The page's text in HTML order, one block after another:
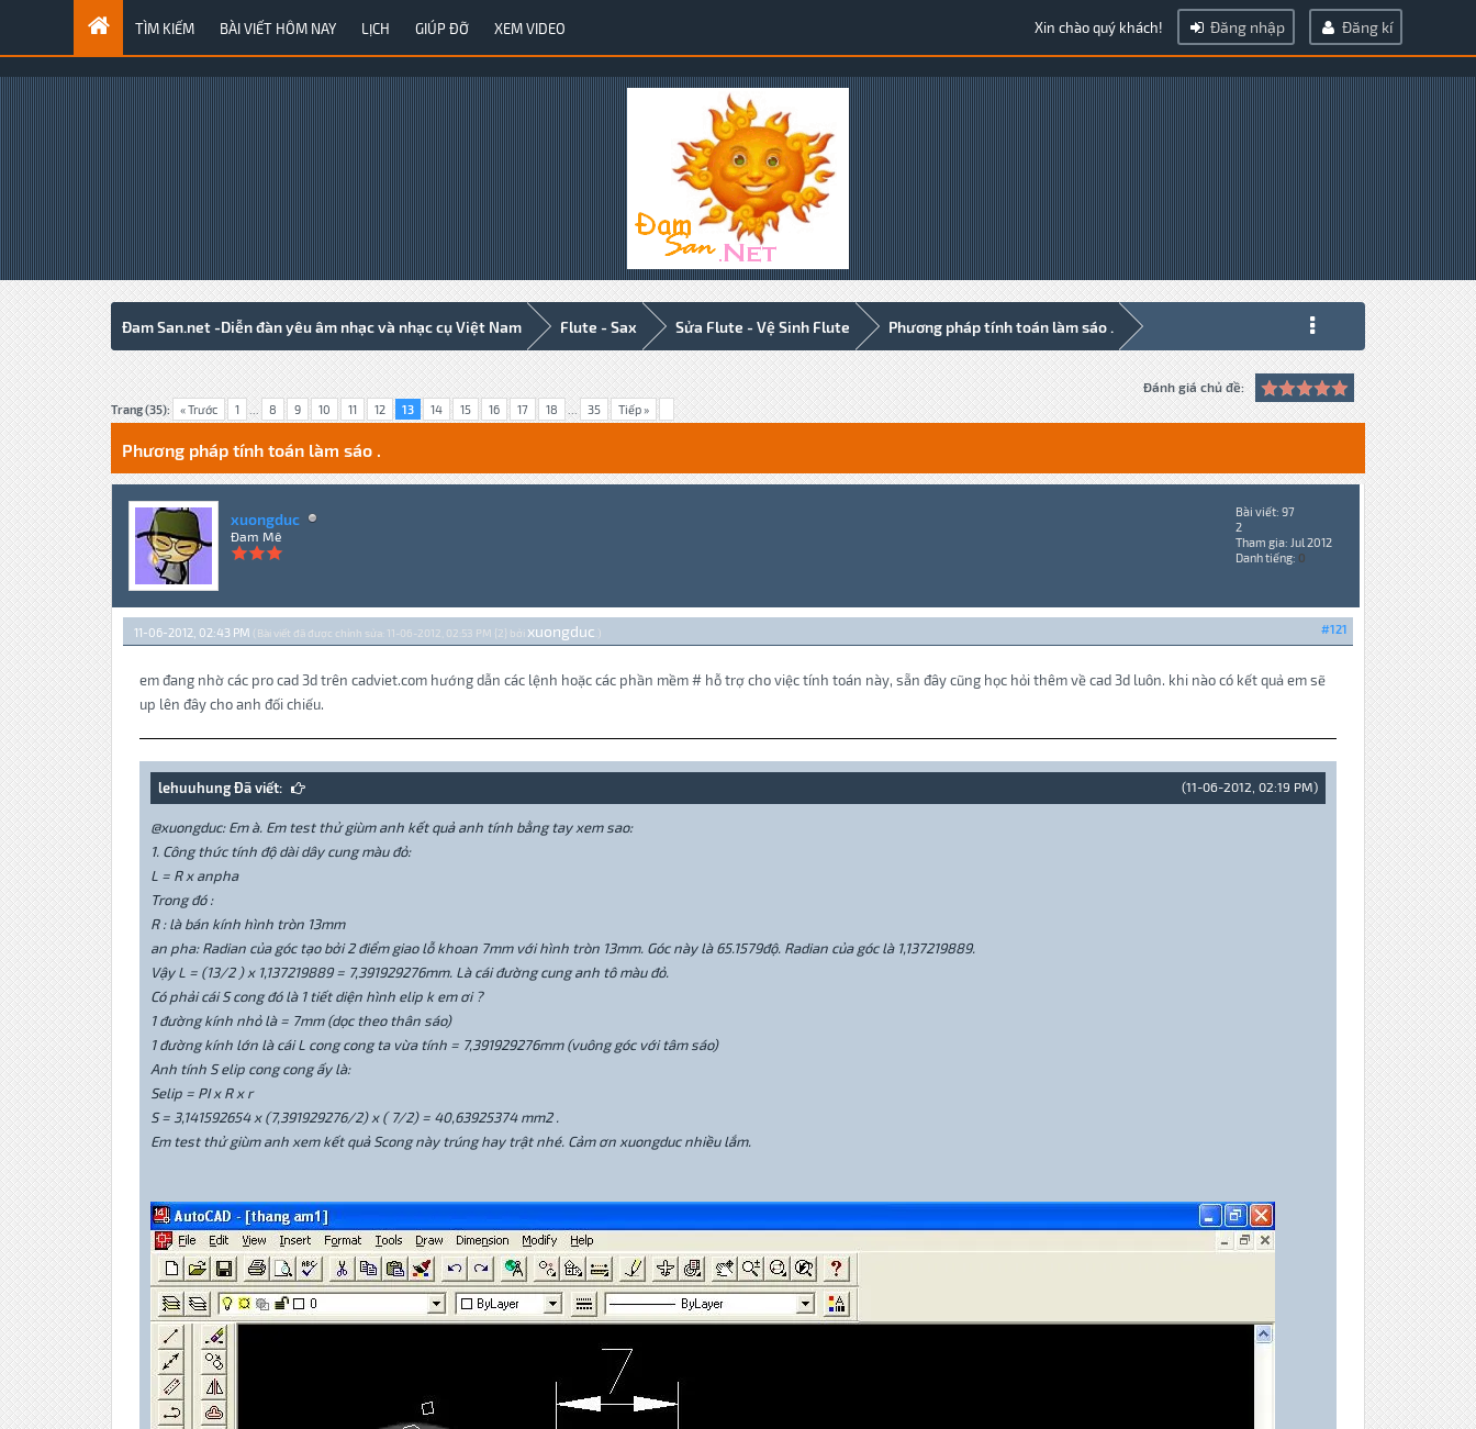
TÌM KIẾM BÀI VIẾT HÔM NAY LỊCH GIÚP ĐỠ XEM VIDEO Xin chào quý khách! Đăng nhập Đăng kí
Đam San.net -Diễn đàn yêu âm nhạc và nhạc cụ Việt Nam Flute - Sax Sửa Flute - Vệ Sinh Flute Phương pháp tính toán làm sáo .
Trang (35): « Trước 1 ... 8 9 10 11 12 13 14 15 16 17 18 ... 35 Tiếp »
Đánh giá chủ đề:
2 Votes - 5 Average
1
2
3
4
5
Phương pháp tính toán làm sáo .
xuongduc
Đam Mê
Bài viết: 97
2
Tham gia: Jul 2012
Danh tiếng: 0
#121
11-06-2012, 02:43 PM (Bài viết đã được chỉnh sửa: 11-06-2012, 02:53 PM {2} bởi xuongduc .)
em đang nhờ các pro cad 3d trên cadviet.com hướng dẫn các lệnh hoặc các phần mềm # hỗ trợ cho việc tính toán này, sẵn đây cũng học hỏi thêm về cad 3d luôn. khi nào có kết quả em sẽ
up lên đây cho anh đối chiếu.
(11-06-2012, 02:19 PM)
lehuuhung Đã viết:
@xuongduc: Em à. Em test thử giùm anh kết quả anh tính bằng tay xem sao:
1. Công thức tính độ dài dây cung màu đỏ:
L = R x anpha
Trong đó :
R : là bán kính hình tròn 13mm
an pha: Radian của góc tạo bởi 2 điểm giao lỗ khoan 7mm với hình tròn 13mm. Góc này là 65.1579độ. Radian của góc là 1,137219889.
Vậy L = (13/2 ) x 1,137219889 = 7,391929276mm. Là cái đường cung anh tô màu đỏ.
Có phải cái S cong đó là 1 tiết diện hình elip k em ơi ?
1 đường kính nhỏ là = 7mm (dọc theo thân sáo)
1 đường kính lớn là cái L cong cong ta vừa tính = 7,391929276mm (vuông góc với tâm sáo)
Anh tính S elip cong cong ấy là:
Selip = PI x R x r
S = 3,141592654 x (7,391929276/2) x ( 7/2) = 40,63925374 mm2 .
Em test thử giùm anh xem kết quả Scong này trúng hay trật nhé. Cảm ơn xuongduc nhiều lắm.